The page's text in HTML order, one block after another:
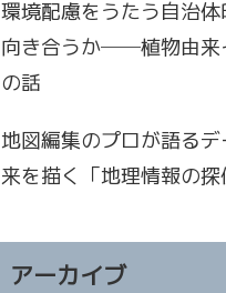
環境配慮をうたう自治
向き合うか──植物由来
の話
地図編集のプロが語る
来を描く「地理情報の探
アーカイブ